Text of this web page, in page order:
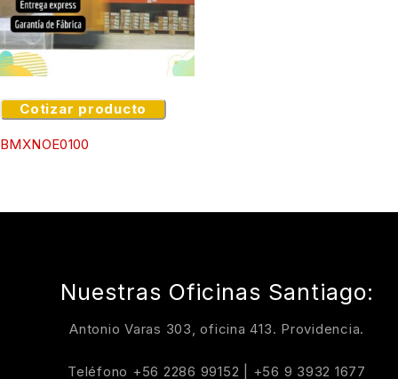
Cotizar producto
BMXNOE0100
Nuestras Oficinas Santiago:
Antonio Varas 303, oficina 413. Providencia.
Teléfono +56 2286 99152 +56 9 3932 1677